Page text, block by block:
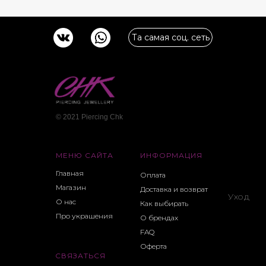
Та самая соц. сеть
© 2021 Piercing Сhk
СВЯЗАТЬСЯ
Уход
МЕНЮ САЙТА
Главная
Магазин
О нас
Про украшения
ИНФОРМАЦИЯ
Оплата
Доставка и возврат
Как выбирать
О брендах
FAQ
Оферта